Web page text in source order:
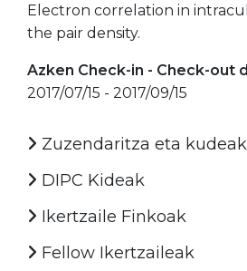
Electron correlation in
the pair density.
Azken Check-in - Check-out
2017/07/15 - 2017/09/15
Zuzendaritza eta
DIPC Kideak
Ikertzaile Finkoak
Fellow Ikertzaileak